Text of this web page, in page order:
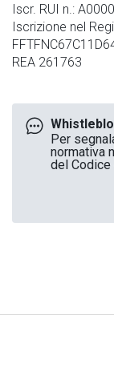
Iscr. RUI n.:
Iscrizione nel
REA 261763
Per
normativa
del Codice